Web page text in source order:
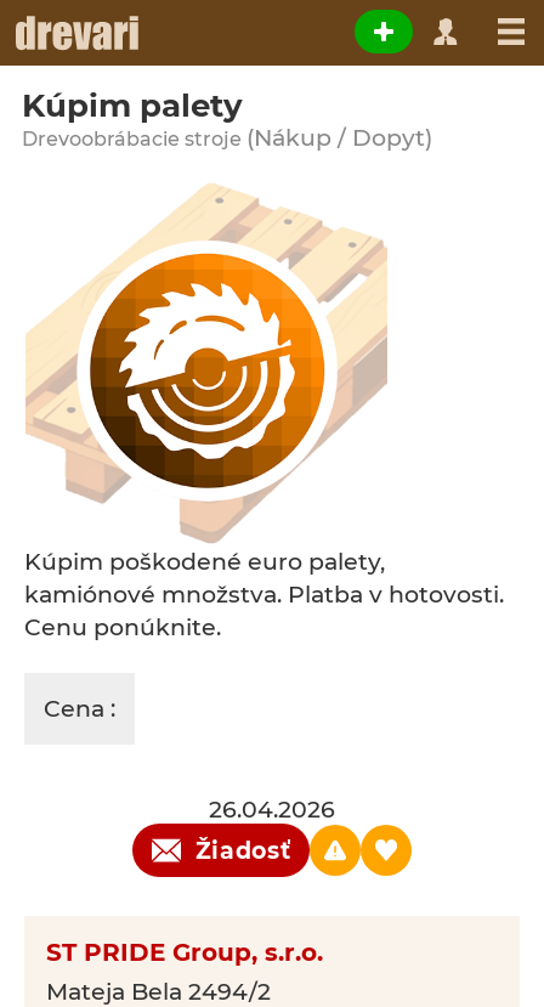
Kúpim palety
Drevoobrábacie stroje (Nákup / Dopyt)
Kúpim poškodené euro palety,
kamiónové množstva. Platba v hotovosti.
Cenu ponúknite.
Cena :
26.04.2026
Žiadosť
ST PRIDE Group, s.r.o.
Mateja Bela 2494/2